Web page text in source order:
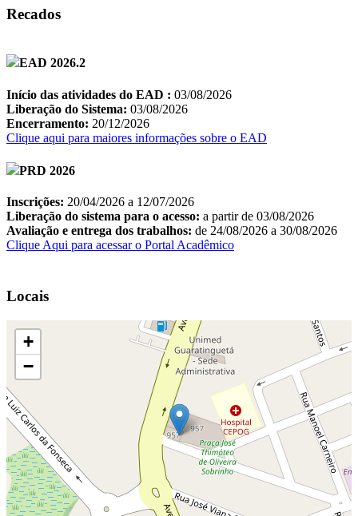
Recados
Locais